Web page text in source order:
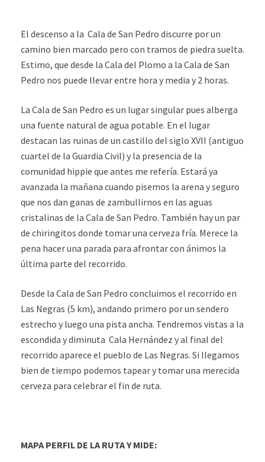
El descenso a la Cala de San Pedro discurre por un
camino bien marcado pero con tramos de piedra suelta.
Estimo, que desde la Cala del Plomo a la Cala de San
Pedro nos puede llevar entre hora y media y 2 horas.
La Cala de San Pedro es un lugar singular pues alberga
una fuente natural de agua potable. En el lugar
destacan las ruinas de un castillo del siglo XVII (antiguo
cuartel de la Guardia Civil) y la presencia de la
comunidad hippie que antes me refería. Estará ya
avanzada la mañana cuando pisemos la arena y seguro
que nos dan ganas de zambullirnos en las aguas
cristalinas de la Cala de San Pedro. También hay un par
de chiringitos donde tomar una cerveza fría. Merece la
pena hacer una parada para afrontar con ánimos la
última parte del recorrido.
Desde la Cala de San Pedro concluimos el recorrido en
Las Negras (5 km), andando primero por un sendero
estrecho y luego una pista ancha. Tendremos vistas a la
escondida y diminuta Cala Hernández y al final del
recorrido aparece el pueblo de Las Negras. Si llegamos
bien de tiempo podemos tapear y tomar una merecida
cerveza para celebrar el fin de ruta.
MAPA PERFIL DE LA RUTA Y MIDE: